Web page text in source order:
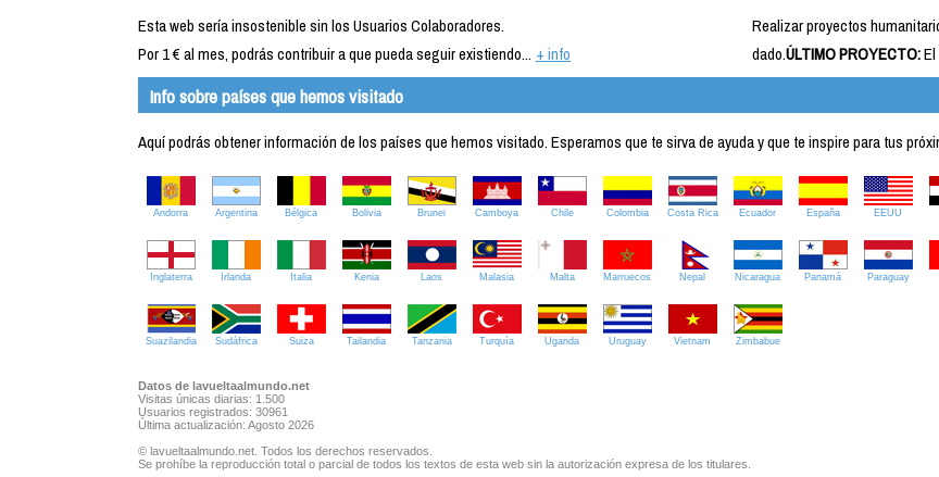
Esta web sería insostenible sin los Usuarios Colaboradores.
Por 1 € al mes, podrás contribuir a que pueda seguir existiendo... + info
Realizar proyectos
dado.ÚLTIMO PROYECTO:
Info sobre países que hemos visitado
Aquí podrás obtener información de los países que hemos visitado. Esperamos que te sirva de ayuda y que te inspire para tus
Andorra Argentina Bélgica Bolivia Brunei Camboya Chile Colombia Costa Rica Ecuador España EEUU
Inglaterra Irlanda Italia Kenia Laos Malasia Malta Marruecos Nepal Nicaragua Panamá Paraguay
Suazilandia Sudáfrica Suiza Tailandia Tanzania Turquía Uganda Uruguay Vietnam Zimbabue
Datos de lavueltaalmundo.net
Visitas únicas diarias: 1.500
Usuarios registrados: 30961
Última actualización: Agosto 2026
© lavueltaalmundo.net. Todos los derechos reservados.
Se prohíbe la reproducción total o parcial de todos los textos de esta web sin la autorización expresa de los titulares.